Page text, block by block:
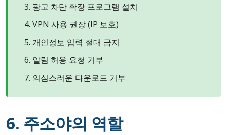
광고 차단 확장 프로그램 설치
VPN 사용 권장 (IP 보호)
개인정보 입력 절대 금지
알림 허용 요청 거부
의심스러운 다운로드 거부
6. 주소야의 역할